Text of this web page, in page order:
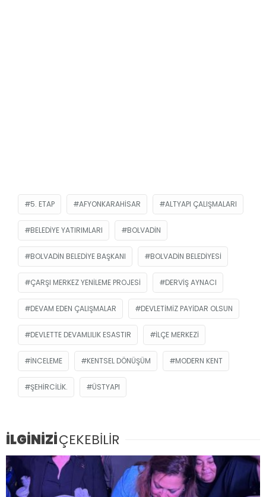
5. ETAP AFYONKARAHISAR ALTYAPI ÇALIŞMALARI
BELEDIYE YATIRIMLARI BOLVADIN
BOLVADIN BELEDIYE BAŞKANI BOLVADIN BELEDIYESI
ÇARŞI MERKEZ YENILEME PROJESI DERVIŞ AYNACI
DEVAM EDEN ÇALIŞMALAR DEVLETIMIZ PAYIDAR OLSUN
DEVLETTE DEVAMLILIK ESASTIR İLÇE MERKEZI
INCELEME KENTSEL DÖNÜŞÜM MODERN KENT
ŞEHIRCILIK. ÜSTYAPI
İLGİNİZİÇEKEBİLİR